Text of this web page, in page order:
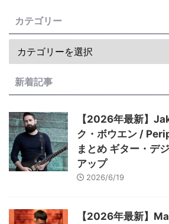
カテゴリー
新着記事
【2026年最新】
ク・ボウエン /
まとめ ギター・デ
アップ
2026/6/19
【2026年最新】